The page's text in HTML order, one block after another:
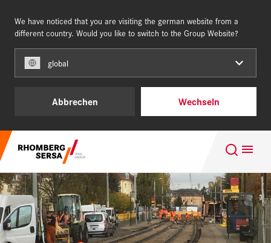
We have noticed that you are visiting the german website from a
different country. Would you like to switch to the Group Website?
global
Abbrechen Wechseln
Leistungen und Produkte
Über uns
Karriere
DEUTSCHLAND
Suchempfehlungen
Karriere - Building for the future
Nachhaltigkeit